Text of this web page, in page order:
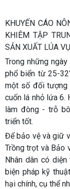
KHUYẾN CÁO
KHIÊM TẬP
SẢN XUẤT LÚA
Trong những
phổ biển từ 25-
một số đối tượng
cuốn lá nhỏ lứa 6.
làm đòng - trỗ
triển tốt.
Để bảo vệ và giữ
Trồng trọt và Bảo
Nhân dân có
biện pháp kỹ
hại chính, cụ thể